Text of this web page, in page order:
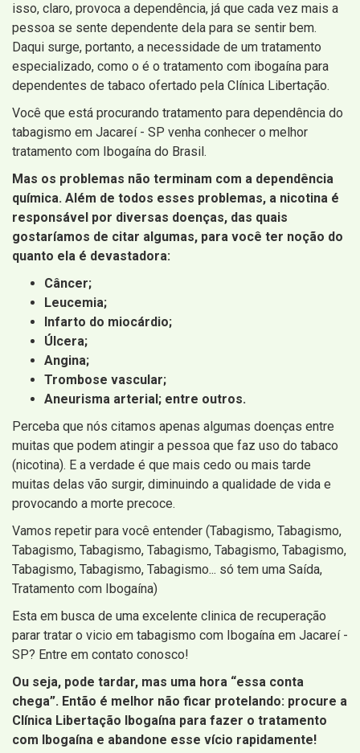
isso, claro, provoca a dependência, já que cada vez mais a
pessoa se sente dependente dela para se sentir bem.
Daqui surge, portanto, a necessidade de um tratamento
especializado, como o é o tratamento com ibogaína para
dependentes de tabaco ofertado pela Clínica Libertação.
Você que está procurando tratamento para dependência do
tabagismo em Jacareí - SP venha conhecer o melhor
tratamento com Ibogaína do Brasil.
Mas os problemas não terminam com a dependência
química. Além de todos esses problemas, a nicotina é
responsável por diversas doenças, das quais
gostaríamos de citar algumas, para você ter noção do
quanto ela é devastadora:
Câncer;
Leucemia;
Infarto do miocárdio;
Úlcera;
Angina;
Trombose vascular;
Aneurisma arterial; entre outros.
Perceba que nós citamos apenas algumas doenças entre
muitas que podem atingir a pessoa que faz uso do tabaco
(nicotina). E a verdade é que mais cedo ou mais tarde
muitas delas vão surgir, diminuindo a qualidade de vida e
provocando a morte precoce.
Vamos repetir para você entender (Tabagismo, Tabagismo,
Tabagismo, Tabagismo, Tabagismo, Tabagismo, Tabagismo,
Tabagismo, Tabagismo, Tabagismo... só tem uma Saída,
Tratamento com Ibogaína)
Esta em busca de uma excelente clinica de recuperação
parar tratar o vicio em tabagismo com Ibogaína em Jacareí -
SP? Entre em contato conosco!
Ou seja, pode tardar, mas uma hora “essa conta
chega”. Então é melhor não ficar protelando: procure a
Clínica Libertação Ibogaína para fazer o tratamento
com Ibogaína e abandone esse vício rapidamente!